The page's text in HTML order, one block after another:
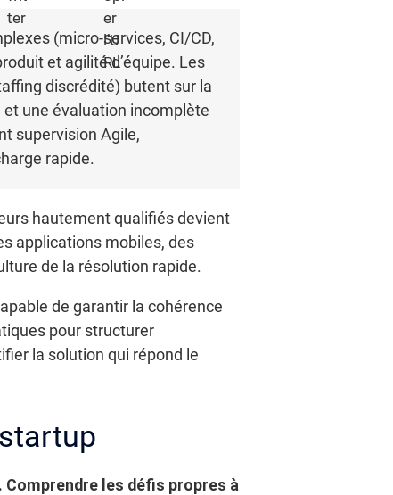
(micro-services, CI/CD,
et agilité d’équipe. Les
discrédité) butent sur la
une évaluation incomplète
supervision Agile,
rapide.
hautement qualifiés devient
applications mobiles, des
de la résolution rapide.
de garantir la cohérence
pour structurer
la solution qui répond le
Comprendre les défis propres à